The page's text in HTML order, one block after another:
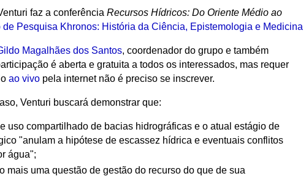
faz a conferência Recursos Hídricos: Do Oriente Médio ao
de Pesquisa Khronos: História da Ciência, Epistemologia e Medicina
Magalhães dos Santos, coordenador do grupo e também
é aberta e gratuita a todos os interessados, mas requer
ao vivopela internet não é preciso se inscrever.
Venturi buscará demonstrar que:
uso compartilhado de bacias hidrográficas e o atual estágio de
"anulam a hipótese de escassez hídrica e eventuais conflitos
água";
mais uma questão de gestão do recurso do que de sua